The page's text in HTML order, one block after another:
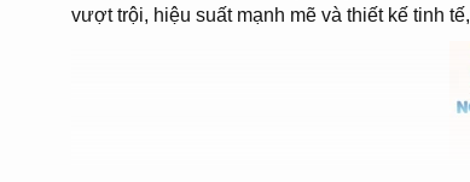
vượt trội, hiệu suất mạnh mẽ và thiết kế tinh tế,